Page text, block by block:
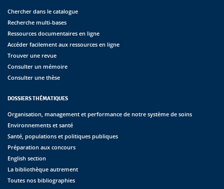
Chercher dans le catalogue
Recherche multi-bases
Ressources documentaires en ligne
Accéder facilement aux ressources en ligne
Trouver une revue
Consulter un mémoire
Consulter une thèse
DOSSIERS THÉMATIQUES
Organisation, management et performance de notre système de soins
Environnements et santé
Santé, populations et politiques publiques
Préparation aux concours
English section
La bibliothèque autrement
Toutes nos bibliographies